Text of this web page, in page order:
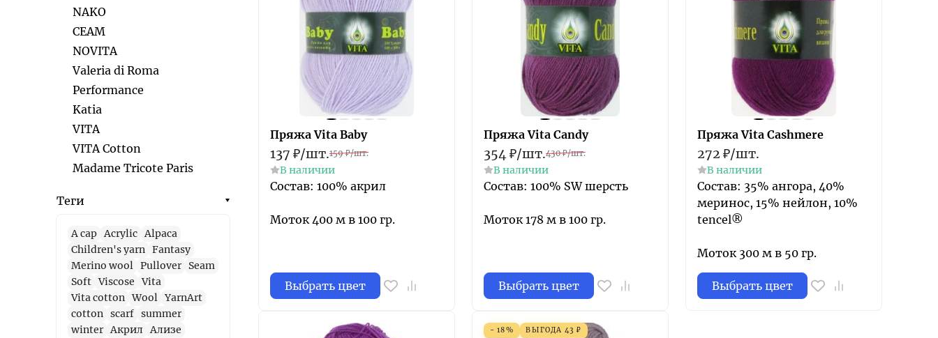
NAKO
СЕАМ
NOVITA
Valeria di Roma
Performance
Katia
VITA
VITA Cotton
Madame Tricote Paris
Теги
A cap Acrylic
Alpaca
Children's yarn
Fantasy
Merino wool
Pullover
Seam
Soft Viscose
Vita
Vita cotton
Wool
YarnArt
cotton
scarf summer
winter
Акрил
Ализе
Пряжа Vita Baby
137 ₽/шт.159 ₽/шт.
В наличии
Состав: 100% акрил
Моток 400 м в 100 гр.
Выбрать цвет
Пряжа Vita Candy
354₽/шт.430 ₽/шт.
В наличии
Состав: 100% SW шерсть
Моток 178 м в 100 гр.
Выбрать цвет
Пряжа Vita Cashmere
272 ₽/шт.
В наличии
Состав: 35% ангора, 40%
меринос, 15% нейлон, 10%
tencel®
Моток 300 м в 50 гр.
Выбрать цвет
- 18% ВЫГОДА 43 ₽